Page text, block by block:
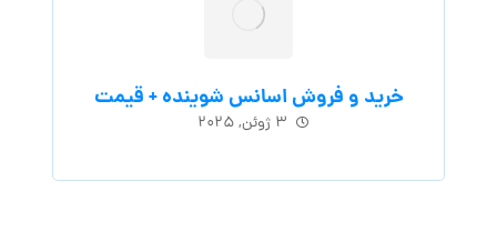
خرید و فروش اسانس شوینده + قیمت
۳ ژوئن, ۲۰۲۵